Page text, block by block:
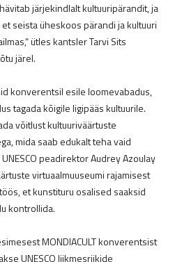
järjekindlalt kultuuripärandit, ja
seista üheskoos pärandi ja kultuuri
ütles kantsler Tarvi Sits
järel.
konverentsil esile loomevabadus,
tagada kõigile ligipääs kultuurile.
võitlust kultuuriväärtuste
mida saab edukalt teha vaid
peadirektor Audrey Azoulay
virtuaalmuuseumi rajamisest
et kunstituru osalised saaksid
kontrollida.
MONDIACULT konverentsist
UNESCO liikmesriikide